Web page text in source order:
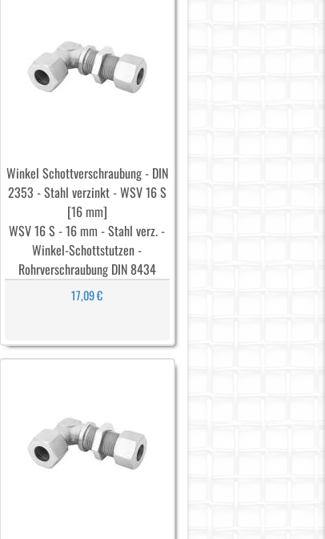
Winkel Schottverschraubung - DIN
2353 - Stahl verzinkt - WSV 16 S
[16 mm]
WSV 16 S - 16 mm - Stahl verz. -
Winkel-Schottstutzen -
Rohrverschraubung DIN 8434
17,09 €